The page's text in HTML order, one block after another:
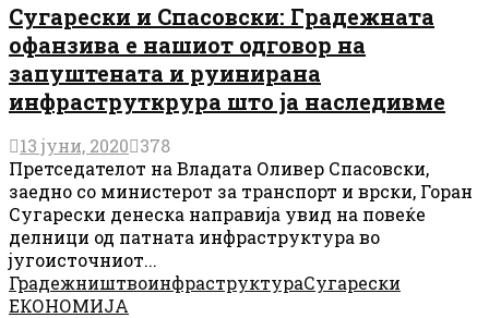
Сугарески и Спасовски: Градежната
офанзива е нашиот одговор на
запуштената и руинирана
инфраструткрура што ја наследивме
13 јуни, 2020 378
Претседателот на Владата Оливер Спасовски,
заедно со министерот за транспорт и врски, Горан
Сугарески денеска направија увид на повеќе
делници од патната инфраструктура во
југоисточниот...
ГрадежништвоинфраструктураСугарески
ЕКОНОМИЈА